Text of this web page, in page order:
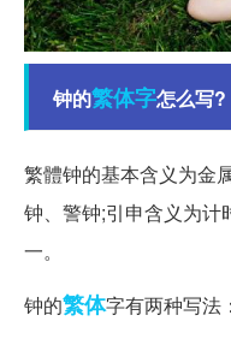
钟的繁体字怎么写?
繁體钟的基本含义为金
钟、警钟;引申含义为计
一。
钟的繁体字有两种写法